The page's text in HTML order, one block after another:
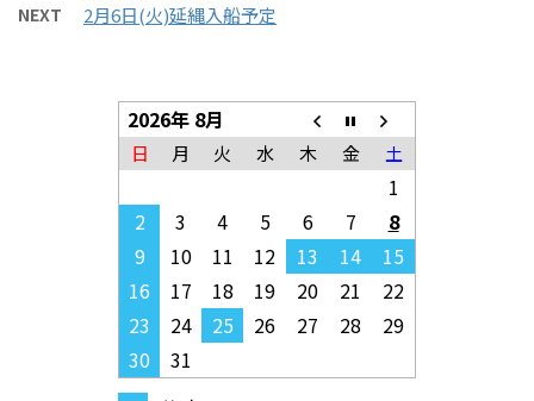
NEXT 2月6日(火)延縄入船予定
2026年 8月
日 月 火 水 木 金 土
1
2
3 4 5 6 7
8
9
10 11 12 13 14
15
16
17 18 19 20 21
22
23
24 25 26 27 28
29
30
31